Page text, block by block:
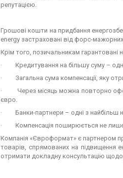
репутацією.
Грошові кошти на придбання
energy застраховані від форс-
Крім того, позичальникам гарантовані
·
Кредитування на більшу суму –
·
Загальна сума компенсації, яку
·
Через місяць можна повторно
євро.
·
Банки-партнери – одні з найбільш
·
Компенсація поширюється не
Компанія «Євроформат» є партнером
товарів, спрямованих на підвищення
отримати докладну консультацію щодо